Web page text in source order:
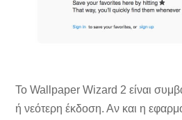
Το Wallpaper Wizard 2 είναι
ή νεότερη έκδοση. Αν και η